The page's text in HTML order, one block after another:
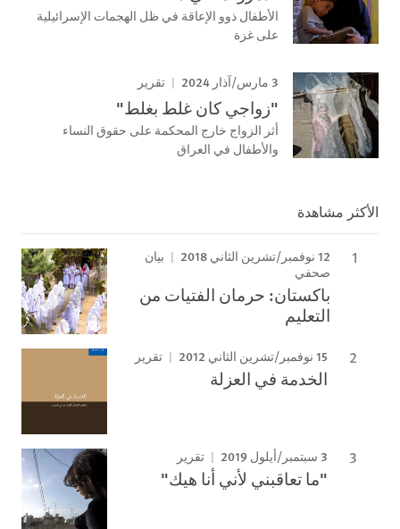
الأطفال ذوو الإعاقة في ظل الهجمات الإسرائيلية
على غزة
3 مارس/آذار 2024 تقرير
"زواجي كان غلط بغلط"
أثر الزواج خارج المحكمة على حقوق النساء
والأطفال في العراق
الأكثر مشاهدة
12 نوفمبر/تشرين الثاني 2018
بيان
صحفي
باكستان: حرمان الفتيات من
التعليم
15 نوفمبر/تشرين الثاني 2012 تقرير
الخدمة في العزلة
3 سبتمبر/أيلول 2019 تقرير
"ما تعاقبني لأني أنا هيك"